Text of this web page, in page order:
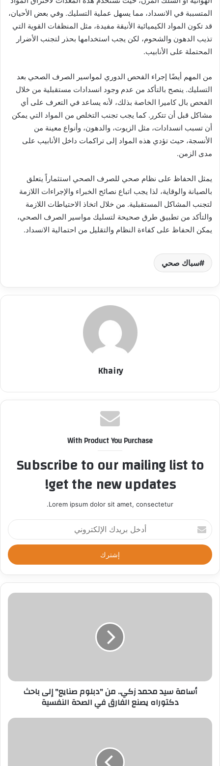
المتسببة في الانسداد، مما يسهل عملية التسليك. وفي بعض الأحيان،
قد تكون المواد الكيميائية الأنيقة مفيدة، مثل المنظفات القوية التي
تذيب الدهون والشحوم، لكن يجب استخدامها بحذر لتجنب الأضرار
المحتملة على الأنابيب.
من المهم أيضًا إجراء الفحص الدوري لمواسير الصرف الصحي بعد
التسليك. ينصح بالتأكد من عدم وجود انسدادات مستقبلية من خلال
الفحص بال كاميرا الخاصة بذلك، لأنه يساعد في التعرف على أي
مشاكل قبل أن تتكرر. كما يجب تجنب التخلص من المواد التي يمكن
أن تسبب انسدادات، مثل الزيوت، والدهون، وأنواع معينة من
الأنسجة، حيث تؤدي هذه المواد إلى تراكمات داخل الأنابيب على
مدى الزمن.
يمثل الحفاظ على نظام صحي للصرف الصحي استثماراً يتعلق
بالصيانة والوقاية، لذا يجب اتباع نصائح الخبراء والإجراءات اللازمة
لتجنب المشاكل المستقبلية. من خلال اتخاذ الاحتياطات اللازمة
والتأكد من تطبيق طرق صحيحة لتسليك مواسير الصرف الصحي،
يمكن الحفاظ على كفاءة النظام والتقليل من احتمالية الانسداد.
سباك صحي
Khairy
With Product You Purchase
Subscribe to our mailing list to
get the new updates!
Lorem ipsum dolor sit amet, consectetur.
أ
د
خ
ل
ر
د
ر
أسامة سيد محمد زكي.. من "دبلوم صنايع" إلى باحث
دكتوراه يصنع الفارق في الصحة النفسية